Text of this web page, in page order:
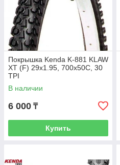
Покрышка Kenda K-881 KLAW
XT (F) 29x1.95, 700x50C, 30
TPI
В наличии
6 000 ₸
Купить